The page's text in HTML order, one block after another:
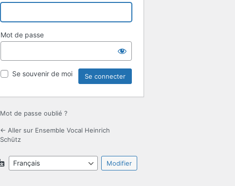
Mot de passe
Se souvenir de moi
Mot de passe oublié ?
← Aller sur Ensemble Vocal Heinrich
Schütz
Langue